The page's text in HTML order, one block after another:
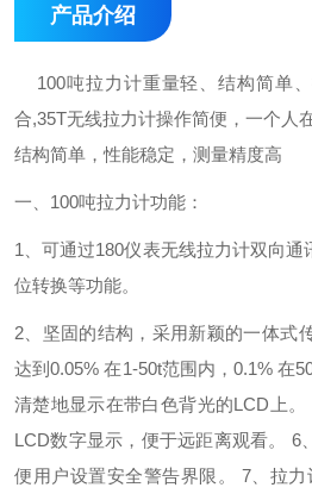
产品介绍
100吨拉力计重量轻、结构简单
合,35T无线拉力计操作简便，一个人
结构简单，性能稳定，测量精度高
一、100吨拉力计功能：
1、可通过180仪表无线拉力计双向
位转换等功能。
2、坚固的结构，采用新颖的一体式
达到0.05% 在1-50t范围内，0.1% 在
清楚地显示在带白色背光的LCD上。
LCD数字显示，便于远距离观看。 6
便用户设置安全警告界限。 7、拉力